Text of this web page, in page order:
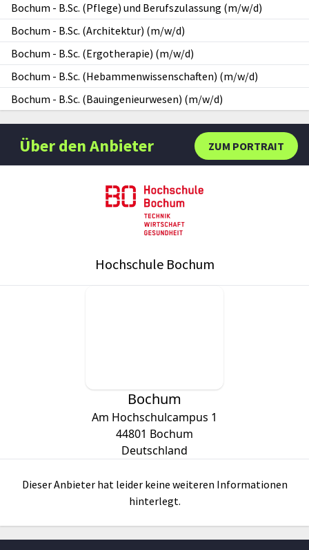
Bochum - B.Sc. (Pflege) und Berufszulassung (m/w/d)
Bochum - B.Sc. (Architektur) (m/w/d)
Bochum - B.Sc. (Ergotherapie) (m/w/d)
Bochum - B.Sc. (Hebammenwissenschaften) (m/w/d)
Bochum - B.Sc. (Bauingenieurwesen) (m/w/d)
ZUM PORTRAIT
Über den Anbieter
Hochschule Bochum
Bochum
Am Hochschulcampus 1
44801 Bochum
Deutschland
Dieser Anbieter hat leider keine weiteren Informationen
hinterlegt.